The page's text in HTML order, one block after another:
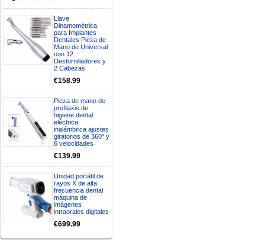
Llave
Dinamométrica
para Implantes
Dentales Pieza de
Mano de Universal
con 12
Destornilladores y
2 Cabezas
€158.99
Pieza de mano de
profilaxis de
higiene dental
eléctrica
inalámbrica ajustes
giratorios de 360° y
6 velocidades
€139.99
Unidad portátil de
rayos X de alta
frecuencia dental
máquina de
imágenes
intraorales digitales
€699.99